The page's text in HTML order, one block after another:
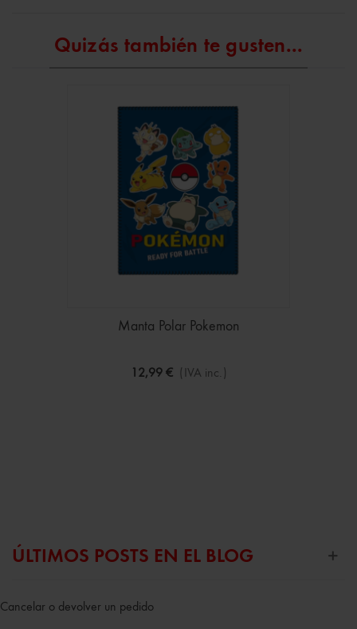
Quizás también te gusten...
Manta Polar Pokemon
12,99 € (IVA inc.)
ÚLTIMOS POSTS EN EL BLOG
Cancelar o devolver un pedido